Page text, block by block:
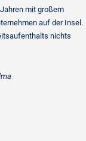
mit großem
auf der Insel.
nichts